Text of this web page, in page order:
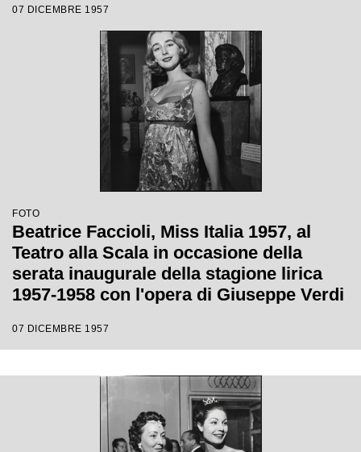
di Giuseppe Verdi, diretta da Gianandrea
Gavazzeni e la regia di Margherita
07 DICEMBRE 1957
FOTO
Beatrice Faccioli, Miss Italia 1957, al
Teatro alla Scala in occasione della
serata inaugurale della stagione lirica
1957-1958 con l'opera di Giuseppe Verdi
Gianandrea Gavazzeni e con la regia di
07 DICEMBRE 1957